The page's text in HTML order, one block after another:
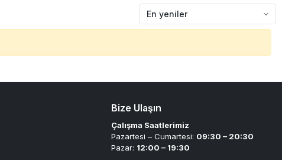
Bize Ulaşın
Çalışma Saatlerimiz
Pazartesi – Cumartesi: 09:30 – 20:30
Pazar: 12:00 – 19:30